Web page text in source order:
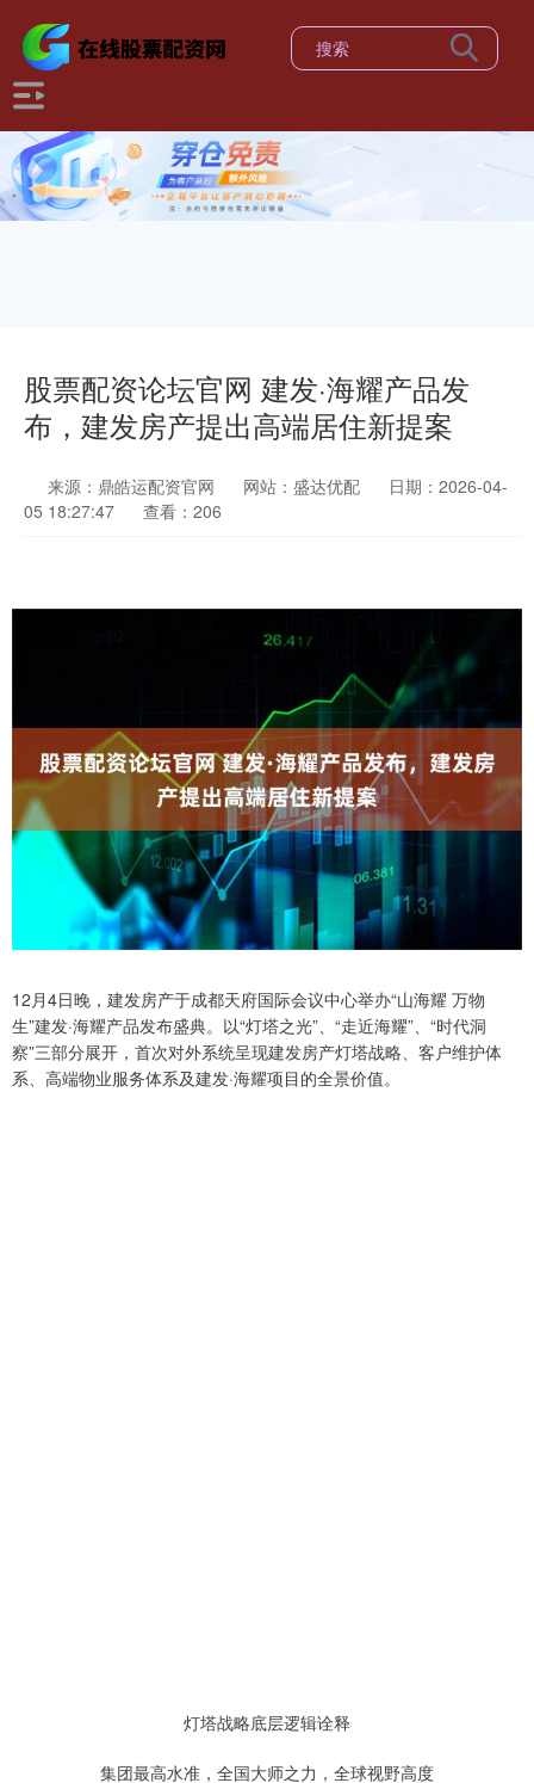
股票配资论坛官网 建发·海耀产品发
布，建发房产提出高端居住新提案
来源：鼎皓运配资官网 网站：盛达优配
日期：2026-04-
05 18:27:47
查看：206
12月4日晚，建发房产于成都天府国际会议中心举办“山海耀 万物
生”建发·海耀产品发布盛典。以“灯塔之光”、“走近海耀”、“时代洞
察”三部分展开，首次对外系统呈现建发房产灯塔战略、客户维护体
系、高端物业服务体系及建发·海耀项目的全景价值。
灯塔战略底层逻辑诠释
集团最高水准，全国大师之力，全球视野高度